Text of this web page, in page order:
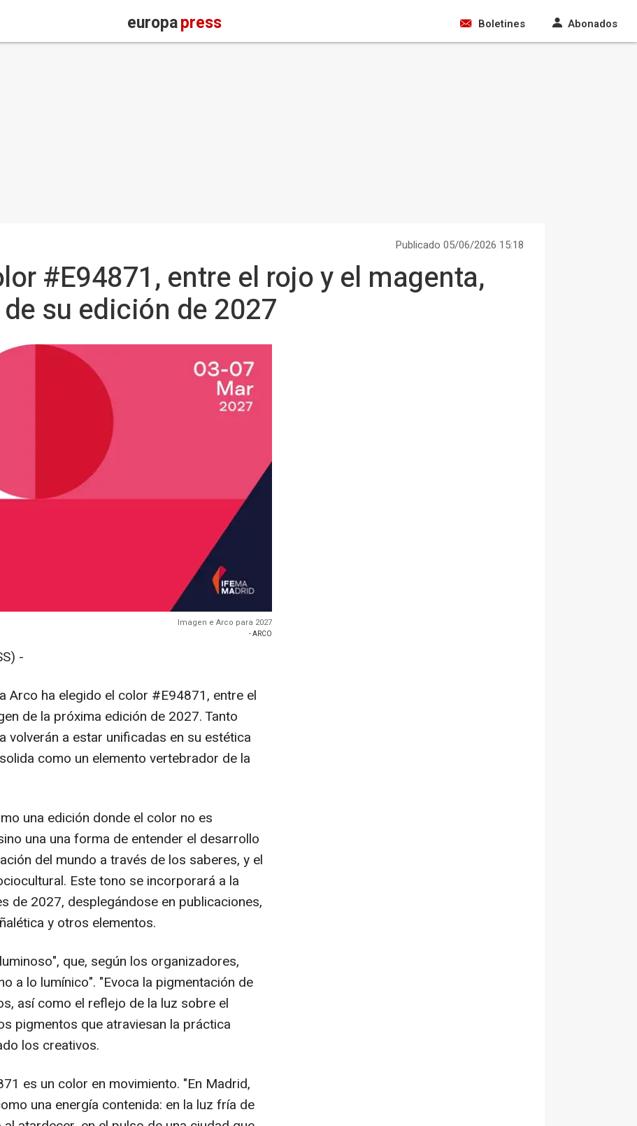
europapress Boletines Abonados
Publicado 05/06/2026 15:18
#E94871, entre el rojo y el magenta,
su edición de 2027
Imagen e Arco para 2027
- ARCO
-
Arco ha elegido el color #E94871, entre el
de la próxima edición de 2027. Tanto
volverán a estar unificadas en su estética
como un elemento vertebrador de la
una edición donde el color no es
una una forma de entender el desarrollo
del mundo a través de los saberes, y el
Este tono se incorporará a la
de 2027, desplegándose en publicaciones,
y otros elementos.
que, según los organizadores,
a lo lumínico". "Evoca la pigmentación de
así como el reflejo de la luz sobre el
pigmentos que atraviesan la práctica
los creativos.
es un color en movimiento. "En Madrid,
una energía contenida: en la luz fría de